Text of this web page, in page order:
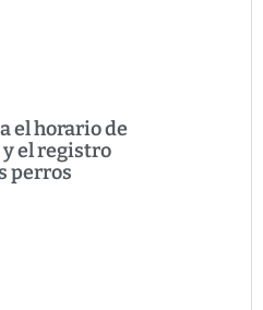
el horario de
el registro
perros